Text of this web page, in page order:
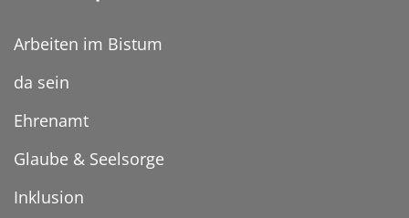
Arbeiten im Bistum
da sein
Ehrenamt
Glaube & Seelsorge
Inklusion